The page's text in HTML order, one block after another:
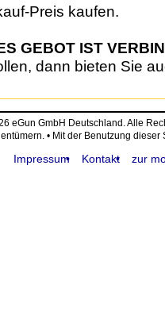
Preis kaufen.
GEBOT IST
dann bieten Sie
eGun GmbH Deutschland. Alle
• Mit der Benutzung
Impressum Kontakt zur